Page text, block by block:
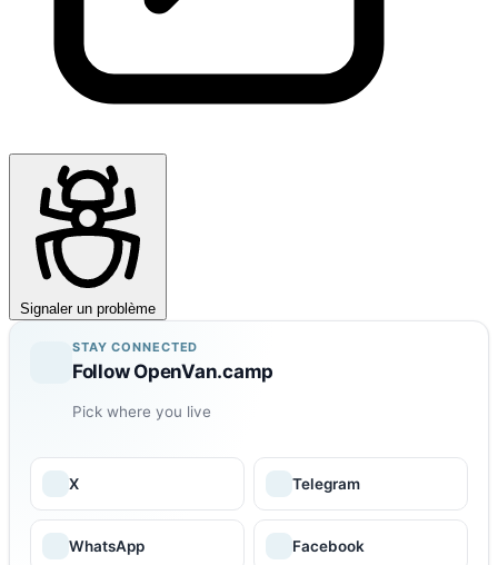
Signaler un problème
STAY CONNECTED
Follow OpenVan.camp
Pick where you live
X Telegram
WhatsApp Facebook